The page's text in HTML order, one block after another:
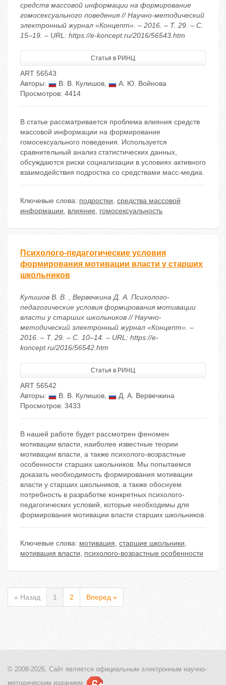
средств массовой информации на формирование
гомосексуального поведения // Научно-методический
электронный журнал «Концепт». – 2016. – Т. 29. – С.
15–19. – URL: https://e-koncept.ru/2016/56543.htm
Статья в РИНЦ
ART 56543
Авторы:
В. В. Кулишов,
А. Ю. Войнова
Просмотров: 4414
В статье рассматривается проблема влияния средств
массовой информации на формирование
гомосексуального поведения. Используется
сравнительный анализ статистических данных,
обсуждаются риски социализации в условиях активного
взаимодействия подростка со средствами масс-медиа.
Ключевые слова: подростки, средства массовой
информации, влияние, гомосексуальность
Психолого-педагогические условия
формирования мотивации власти у старших
школьников
Кулишов В. В. , Вервечкина Д. А. Психолого-
педагогические условия формирования мотивации
власти у старших школьников // Научно-
методический электронный журнал «Концепт». –
2016. – Т. 29. – С. 10–14. – URL: https://e-
koncept.ru/2016/56542.htm
Статья в РИНЦ
ART 56542
Авторы:
В. В. Кулишов,
Д. А. Вервечкина
Просмотров: 3433
В нашей работе будет рассмотрен феномен
мотивации власти, наиболее известные теории
мотивации власти, а также психолого-возрастные
особенности старших школьников. Мы попытаемся
доказать необходимость формирования мотивации
власти у старших школьников, а также обоснуем
потребность в разработке конкретных психолого-
педагогических условий, которые необходимы для
формирования мотивации власти старших школьников.
Ключевые слова: мотивация, старшие школьники,
мотивация власти, психолого-возрастные особенности
« Назад 1 2 Вперед »
© 2008-2026, Сайт является официальным электронным научно-
методическим изданием.